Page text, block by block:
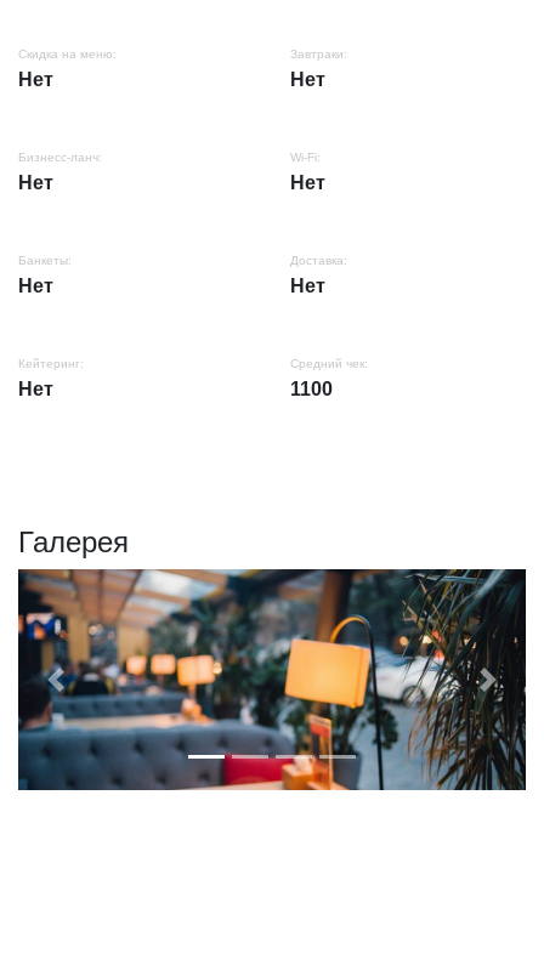
Скидка на меню:
Нет
Завтраки:
Нет
Бизнесс-ланч:
Нет
Wi-Fi:
Нет
Банкеты:
Нет
Доставка:
Нет
Кейтеринг:
Нет
Средний чек:
1100
Галерея
Previous Next